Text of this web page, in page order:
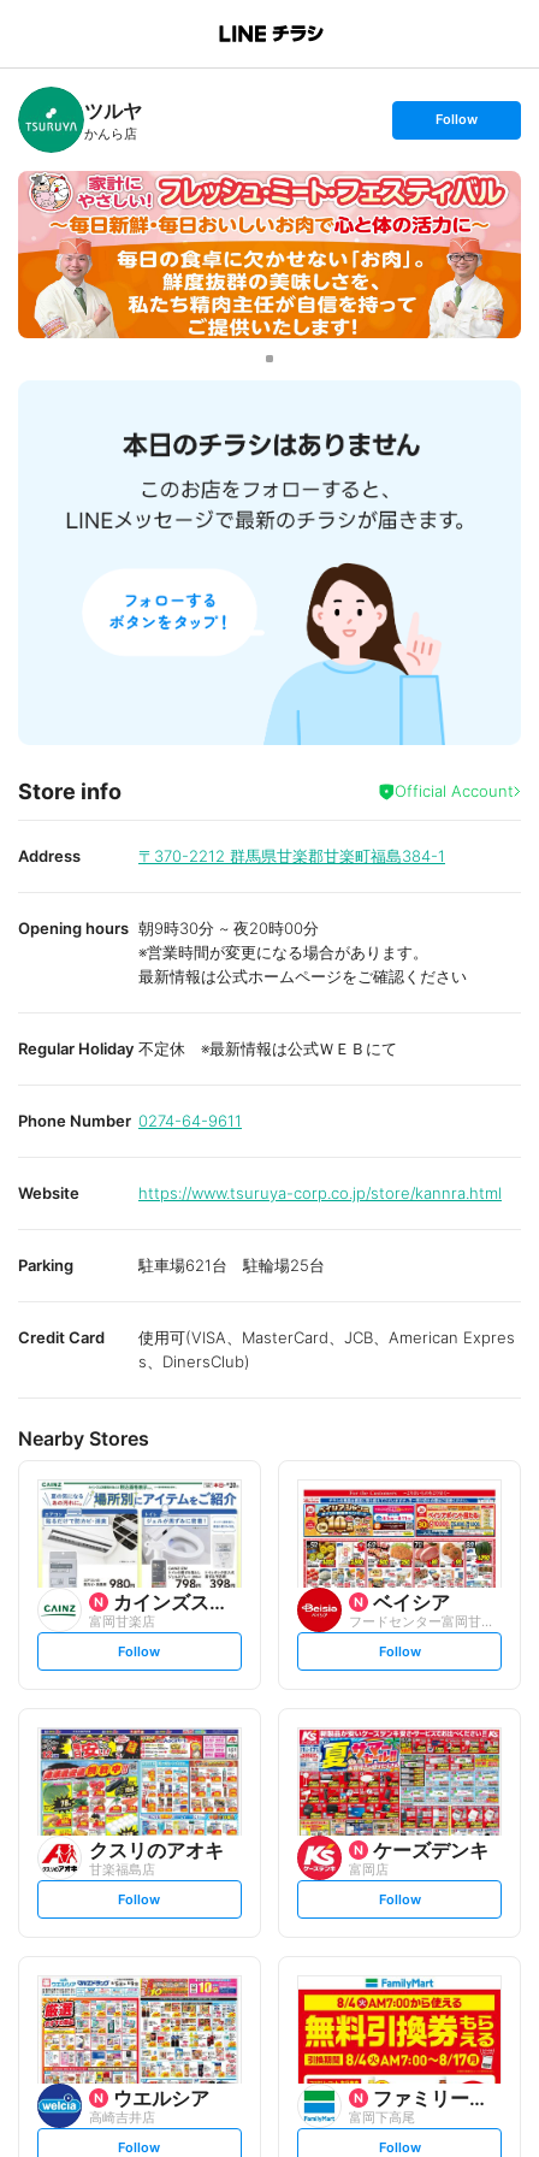
B
n
c
h
T
ツルヤ
かんら店
s
t
o
l
l
o
w
Follow
Store info Official Account
Address 〒370-2212 群馬県甘楽郡甘楽町福島384-1
Opening hours 朝9時30分 ~ 夜20時00分
※営業時間が変更になる場合があります。
最新情報は公式ホームページをご確認ください
Regular Holiday 不定休 ※最新情報は公式ＷＥＢにて
Phone Number 0274-64-9611
Website https://www.tsuruya-corp.co.jp/store/kannra.html
Parking 駐車場621台 駐輪場25台
Credit Card
使用可(VISA、MasterCard、JCB、American Expres
s、DinersClub)
Nearby Stores
カインズスーパーセンター
富岡甘楽店
s
t
l
o
w
Follow
ベイシア
フードセンター富岡甘楽店
s
t
l
o
w
Follow
クスリのアオキ
甘楽福島店
s
t
l
o
w
Follow
ケーズデンキ
富岡店
s
t
l
o
w
Follow
ウエルシア
高崎吉井店
s
Follow
ファミリーマート
富岡下高尾
s
Follow